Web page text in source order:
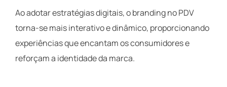
Ao adotar estratégias digitais, o branding no PDV
torna-se mais interativo e dinâmico, proporcionando
experiências que encantam os consumidores e
reforçam a identidade da marca.